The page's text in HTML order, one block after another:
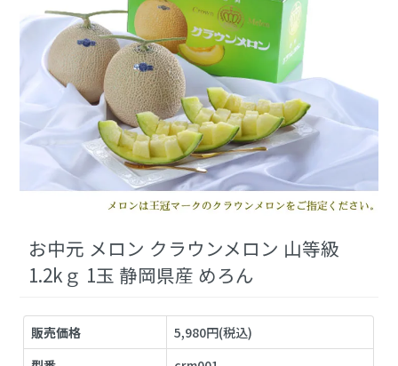
お中元 メロン クラウンメロン 山等級
1.2kｇ 1玉 静岡県産 めろん
販売価格
5,980円(税込)